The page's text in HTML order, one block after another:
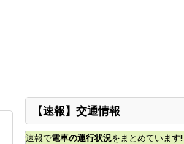
【速報】交通情報
速報で電車の運行状況をまとめています!!